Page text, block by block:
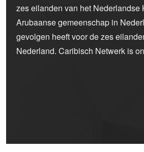
zes eilanden van het
Arubaanse gemeenschap in
gevolgen heeft voor de zes
Nederland. Caribisch Netwerk is